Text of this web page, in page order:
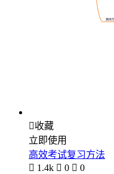
收藏
立即使用
高效考试复习方法
 1.4k  0  0